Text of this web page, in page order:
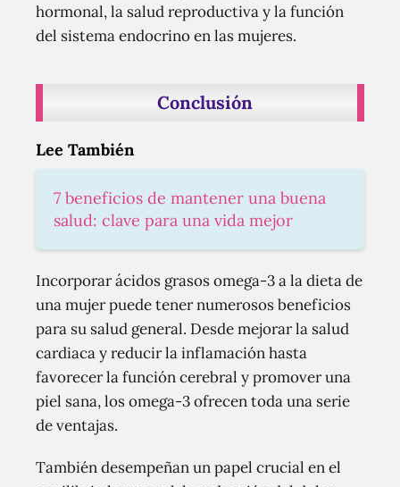
hormonal, la salud reproductiva y la función
del sistema endocrino en las mujeres.
Conclusión
Lee También
7 beneficios de mantener una buena
salud: clave para una vida mejor
Incorporar ácidos grasos omega-3 a la dieta de
una mujer puede tener numerosos beneficios
para su salud general. Desde mejorar la salud
cardiaca y reducir la inflamación hasta
favorecer la función cerebral y promover una
piel sana, los omega-3 ofrecen toda una serie
de ventajas.
También desempeñan un papel crucial en el